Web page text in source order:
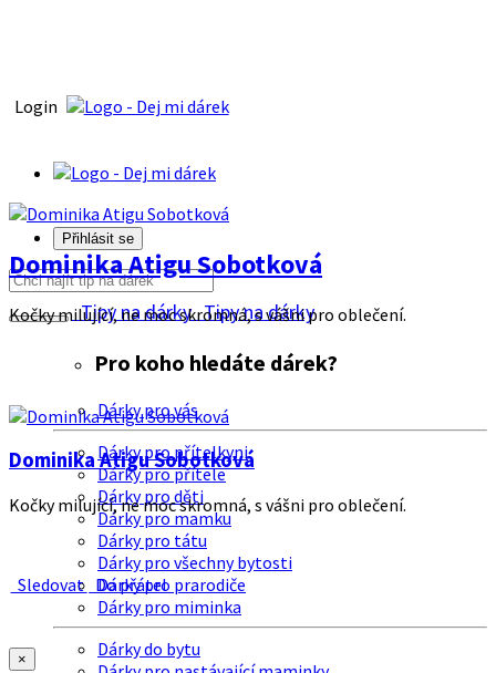
Login
Přihlásit se
Tipy na dárkyTipy na dárky
Pro koho hledáte dárek?
Dárky pro vás
Dárky pro přítelkyni
Dárky pro přítele
Dárky pro děti
Dárky pro mamku
Dárky pro tátu
Dárky pro všechny bytosti
Dárky pro prarodiče
Dárky pro miminka
Dárky do bytu
Dominika Atigu Sobotková
Kočky milující, ne moc skromná, s vášni pro oblečení.
Dominika Atigu Sobotková
Kočky milující, ne moc skromná, s vášni pro oblečení.
Sledovat Do přátel
×